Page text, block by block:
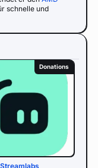
schnelle und
Donations
Streamlabs